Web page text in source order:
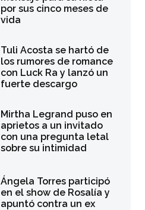
por sus cinco meses de
vida
Tuli Acosta se hartó de
los rumores de romance
con Luck Ra y lanzó un
fuerte descargo
Mirtha Legrand puso en
aprietos a un invitado
con una pregunta letal
sobre su intimidad
Ángela Torres participó
en el show de Rosalía y
apuntó contra un ex